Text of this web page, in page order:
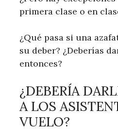
primera clase o en
¿Qué pasa si una
su deber? ¿Deberías
entonces?
¿DEBERÍA
A LOS
VUELO?